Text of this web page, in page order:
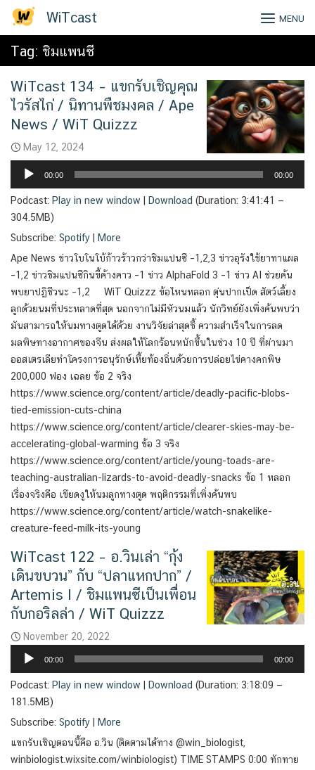
Skip
WiTcast MENU
Tag: ชิมแพนซี
WiTcast 134 – แขกรับเชิญคุณ
ไวรัสไก่ / นิทานพืชมงคล / Ape
News / WiT Quizzz
May 12, 2024
Audio
Player
00:00 00:00
Podcast: Play in new window Download (Duration: 3:41:41 —
304.5MB)
Subscribe: Spotify
More
Ape News ข่าวโบโนโบ้ก้าวร้าวกว่าชิมแปนซี –1,2,3 ข่าวอุรังใช้ยาทาแผล
–1,2 ข่าวชิมแปนซีกินขี้ค้างคาว –1 ข่าว AlphaFold 3 –1 ข่าว AI ช่วยค้น
พบยาปฏิชีวนะ –1,2 WiT Quizzz ข้อไหนหลอก ตุ่นปากเป็ด สัตว์เลี้ยง
ลูกด้วยนมที่ประหลาดที่สุด นอกจากไม่มีหัวนมแล้ว นักวิทย์ยังเพิ่งค้นพบว่า
มันสามารถให้นมทางตูดได้ด้วย งานวิจัยล่าสุดชี้ ความสำเร็จในการลด
มลพิษทางอากาศของจีน ส่งผลให้โลกร้อนหนักขึ้นในช่วง 10 ปี ที่ผ่านมา
ออสเตรเลียทำโครงการอนุรักษ์เหี้ยท้องถิ่นด้วยการปล่อยไข่คางคกพิษ
200,000 ฟอง เฉลย ข้อ 2 จริง
https://www.science.org/content/article/deadly-pacific-blobs-
tied-emission-cuts-china
https://www.science.org/content/article/clearer-skies-may-be-
accelerating-global-warming ข้อ 3 จริง
https://www.science.org/content/article/young-toads-are-
teaching-australian-lizards-to-avoid-deadly-snacks ข้อ 1 หลอก
เรื่องจริงคือ เขียดงูให้นมลูกทางตูด พฤติกรรมที่เพิ่งค้นพบ
https://www.science.org/content/article/watch-snakelike-
creature-feed-milk-its-young
WiTcast 122 – อ.วินเล่า “กุ้ง
เดินขบวน” กับ “ปลาแหกปาก” /
Artemis I / ชิมแพนซีเป็นเพื่อน
กับกอริลล่า / WiT Quizzz
November 20, 2022
Audio
00:00 00:00
Podcast: Play in new window Download (Duration: 3:18:09 —
181.5MB)
Subscribe: Spotify
More
แขกรับเชิญตอนนี้คือ อ.วิน (ติดตามได้ทาง @win_biologist,
winbiologist.wixsite.com/winbiologist) TIME STAMPS 0:00 ทักทาย